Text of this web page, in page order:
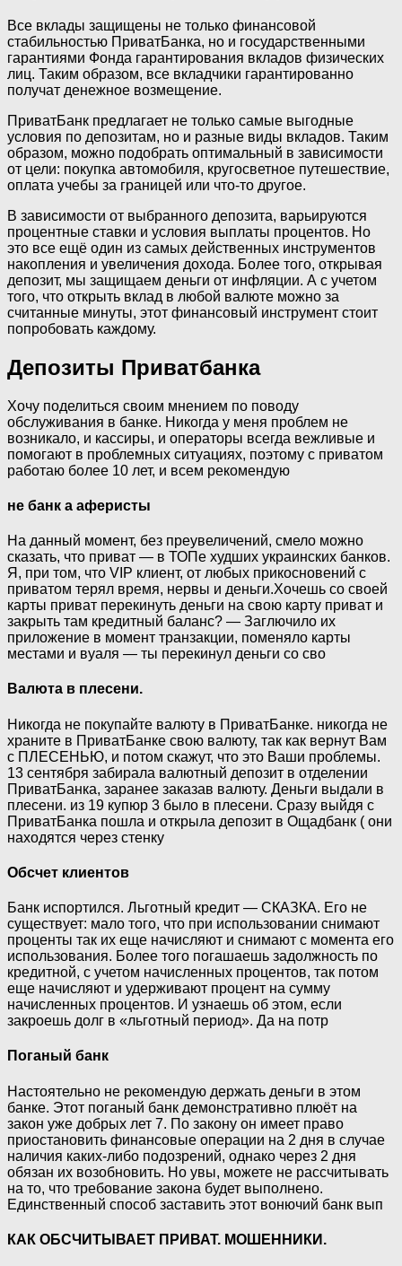
Все вклады защищены не только финансовой
стабильностью ПриватБанка, но и государственными
гарантиями Фонда гарантирования вкладов физических
лиц. Таким образом, все вкладчики гарантированно
получат денежное возмещение.
ПриватБанк предлагает не только самые выгодные
условия по депозитам, но и разные виды вкладов. Таким
образом, можно подобрать оптимальный в зависимости
от цели: покупка автомобиля, кругосветное путешествие,
оплата учебы за границей или что-то другое.
В зависимости от выбранного депозита, варьируются
процентные ставки и условия выплаты процентов. Но
это все ещё один из самых действенных инструментов
накопления и увеличения дохода. Более того, открывая
депозит, мы защищаем деньги от инфляции. А с учетом
того, что открыть вклад в любой валюте можно за
считанные минуты, этот финансовый инструмент стоит
попробовать каждому.
Депозиты Приватбанка
Хочу поделиться своим мнением по поводу
обслуживания в банке. Никогда у меня проблем не
возникало, и кассиры, и операторы всегда вежливые и
помогают в проблемных ситуациях, поэтому с приватом
работаю более 10 лет, и всем рекомендую
не банк а аферисты
На данный момент, без преувеличений, смело можно
сказать, что приват — в ТОПе худших украинских банков.
Я, при том, что VIP клиент, от любых прикосновений с
приватом терял время, нервы и деньги.Хочешь со своей
карты приват перекинуть деньги на свою карту приват и
закрыть там кредитный баланс? — Заглючило их
приложение в момент транзакции, поменяло карты
местами и вуаля — ты перекинул деньги со сво
Валюта в плесени.
Никогда не покупайте валюту в ПриватБанке. никогда не
храните в ПриватБанке свою валюту, так как вернут Вам
с ПЛЕСЕНЬЮ, и потом скажут, что это Ваши проблемы.
13 сентября забирала валютный депозит в отделении
ПриватБанка, заранее заказав валюту. Деньги выдали в
плесени. из 19 купюр 3 было в плесени. Сразу выйдя с
ПриватБанка пошла и открыла депозит в Ощадбанк ( они
находятся через стенку
Обсчет клиентов
Банк испортился. Льготный кредит — СКАЗКА. Его не
существует: мало того, что при использовании снимают
проценты так их еще начисляют и снимают с момента его
использования. Более того погашаешь задолжность по
кредитной, с учетом начисленных процентов, так потом
еще начисляют и удерживают процент на сумму
начисленных процентов. И узнаешь об этом, если
закроешь долг в «льготный период». Да на потр
Поганый банк
Настоятельно не рекомендую держать деньги в этом
банке. Этот поганый банк демонстративно плюёт на
закон уже добрых лет 7. По закону он имеет право
приостановить финансовые операции на 2 дня в случае
наличия каких-либо подозрений, однако через 2 дня
обязан их возобновить. Но увы, можете не рассчитывать
на то, что требование закона будет выполнено.
Единственный способ заставить этот вонючий банк вып
КАК ОБСЧИТЫВАЕТ ПРИВАТ. МОШЕННИКИ.